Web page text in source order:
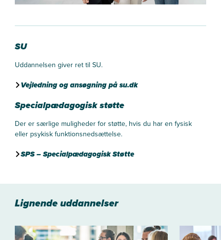
SU
Uddannelsen giver ret til SU.
Vejledning og ansøgning på su.dk
Specialpædagogisk støtte
Der er særlige muligheder for støtte, hvis du har en fysisk
eller psykisk funktionsnedsættelse.
SPS – Specialpædagogisk Støtte
Lignende uddannelser